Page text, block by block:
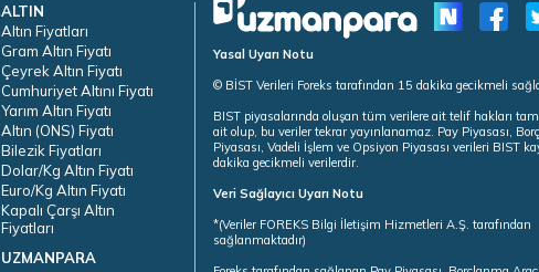
ALTIN
Altın Fiyatları
Gram Altın Fiyatı
Çeyrek Altın Fiyatı
Cumhuriyet Altını Fiyatı
Yarım Altın Fiyatı
Altın (ONS) Fiyatı
Bilezik Fiyatları
Dolar/Kg Altın Fiyatı
Euro/Kg Altın Fiyatı
Kapalı Çarşı Altın
Fiyatları
UZMANPARA
Yasal Uyarı Notu
© BİST Verileri Foreks tarafından 15 dakika gecikmeli
BIST piyasalarında oluşan tüm verilere ait telif hakları
ait olup, bu veriler tekrar yayınlanamaz. Pay Piyasası,
Piyasası, Vadeli İşlem ve Opsiyon Piyasası verileri BIST
dakika gecikmeli verilerdir.
Veri Sağlayıcı Uyarı Notu
*(Veriler FOREKS Bilgi İletişim Hizmetleri A.Ş. tarafından
sağlanmaktadır)